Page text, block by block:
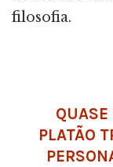
filosofia.
QUASE
PLATÃO